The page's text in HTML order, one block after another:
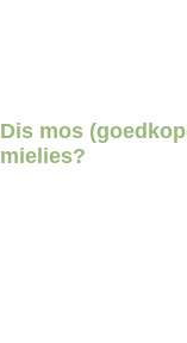
Dis mos
mielies?